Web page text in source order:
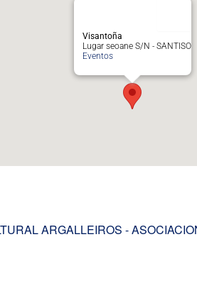
Visantoña
Lugar seoane S/N - SANTISO
Eventos
ARGALLEIROS -